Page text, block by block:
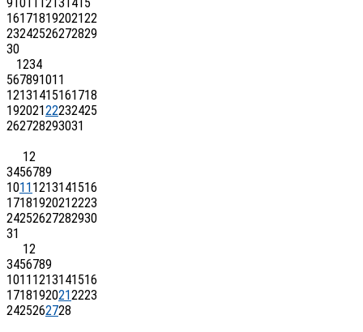
16171819202122
23242526272829
30
1234
567891011
12131415161718
19202122232425
262728293031
12
3456789
10111213141516
17181920212223
24252627282930
31
12
3456789
10111213141516
17181920212223
2425262728